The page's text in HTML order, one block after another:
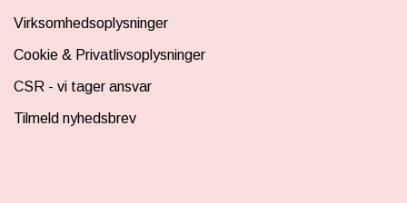
Virksomhedsoplysninger
Cookie & Privatlivsoplysninger
CSR - vi tager ansvar
Tilmeld nyhedsbrev